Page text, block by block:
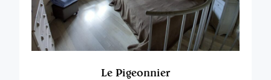
Le Pigeonnier